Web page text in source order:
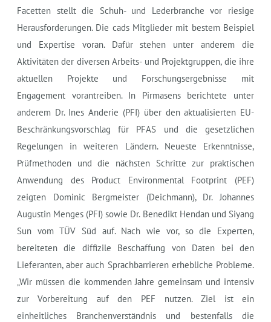
Facetten stellt die Schuh- und Lederbranche vor riesige
Herausforderungen. Die cads Mitglieder mit bestem Beispiel
und Expertise voran. Dafür stehen unter anderem die
Aktivitäten der diversen Arbeits- und Projektgruppen, die ihre
aktuellen Projekte und Forschungsergebnisse mit
Engagement vorantreiben. In Pirmasens berichtete unter
anderem Dr. Ines Anderie (PFI) über den aktualisierten EU-
Beschränkungsvorschlag für PFAS und die gesetzlichen
Regelungen in weiteren Ländern. Neueste Erkenntnisse,
Prüfmethoden und die nächsten Schritte zur praktischen
Anwendung des Product Environmental Footprint (PEF)
zeigten Dominic Bergmeister (Deichmann), Dr. Johannes
Augustin Menges (PFI) sowie Dr. Benedikt Hendan und Siyang
Sun vom TÜV Süd auf. Nach wie vor, so die Experten,
bereiteten die diffizile Beschaffung von Daten bei den
Lieferanten, aber auch Sprachbarrieren erhebliche Probleme.
„Wir müssen die kommenden Jahre gemeinsam und intensiv
zur Vorbereitung auf den PEF nutzen. Ziel ist ein
einheitliches Branchenverständnis und bestenfalls die